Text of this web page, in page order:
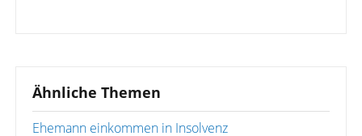
Ähnliche Themen
Ehemann einkommen in Insolvenz